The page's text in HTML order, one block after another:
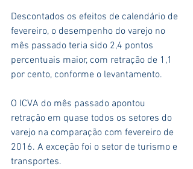
Descontados os efeitos de calendário de
fevereiro, o desempenho do varejo no
mês passado teria sido 2,4 pontos
percentuais maior, com retração de 1,1
por cento, conforme o levantamento.
O ICVA do mês passado apontou
retração em quase todos os setores do
varejo na comparação com fevereiro de
2016. A exceção foi o setor de turismo e
transportes.